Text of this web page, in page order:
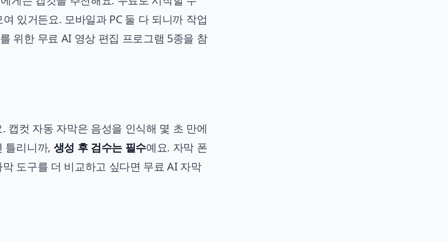
있거든요. 모바일과 PC 둘 다 되니까 작업
위한 무료 AI 영상 편집 프로그램 5종을 참
캡컷 자동 자막은 음성을 인식해 몇 초 만에
틀리니까, 생성 후 검수는 필수예요. 자막 폰
도구를 더 비교하고 싶다면 무료 AI 자막